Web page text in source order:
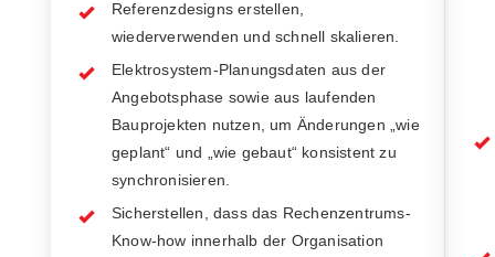
Referenzdesigns erstellen,
wiederverwenden und schnell skalieren.
Elektrosystem-Planungsdaten aus der
Angebotsphase sowie aus laufenden
Bauprojekten nutzen, um Änderungen „wie
geplant“ und „wie gebaut“ konsistent zu
synchronisieren.
Sicherstellen, dass das Rechenzentrums-
Know-how innerhalb der Organisation